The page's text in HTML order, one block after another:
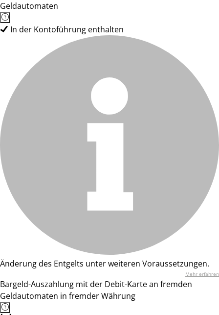
Geldautomaten
In der Kontoführung enthalten
Änderung des Entgelts unter weiteren Voraussetzungen.
Mehr erfahren
Bargeld-Auszahlung mit der Debit-Karte an fremden
Geldautomaten in fremder Währung